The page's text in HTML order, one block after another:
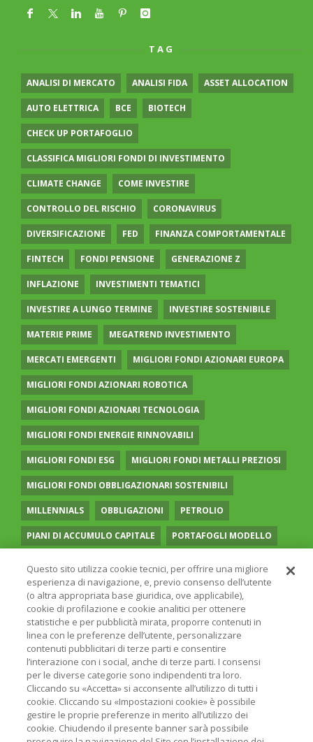
TAG
ANALISI DI MERCATO ANALISI FIDA ASSET ALLOCATION
AUTO ELETTRICA BCE BIOTECH
CHECK UP PORTAFOGLIO
CLASSIFICA MIGLIORI FONDI DI INVESTIMENTO
CLIMATE CHANGE COME INVESTIRE
CONTROLLO DEL RISCHIO CORONAVIRUS
DIVERSIFICAZIONE FED FINANZA COMPORTAMENTALE
FINTECH FONDI PENSIONE GENERAZIONE Z
INFLAZIONE INVESTIMENTI TEMATICI
INVESTIRE A LUNGO TERMINE INVESTIRE SOSTENIBILE
MATERIE PRIME MEGATREND INVESTIMENTO
MERCATI EMERGENTI MIGLIORI FONDI AZIONARI EUROPA
MIGLIORI FONDI AZIONARI ROBOTICA
MIGLIORI FONDI AZIONARI TECNOLOGIA
MIGLIORI FONDI ENERGIE RINNOVABILI
MIGLIORI FONDI ESG MIGLIORI FONDI METALLI PREZIOSI
MIGLIORI FONDI OBBLIGAZIONARI SOSTENIBILI
MILLENNIALS OBBLIGAZIONI PETROLIO
PIANI DI ACCUMULO CAPITALE PORTAFOGLI MODELLO
RISPARMIO GESTITO SOCIAL MEDIA STILE VALUE
TASSI UGUAGLIANZA DI GENERE VOLATILITÀ
© 2026 ONLINE SIM - ONLINE SIM È UNA SOCIETÀ DEL
GRUPPO BANCARIOERSEL - P.IVA 12927410154
PRIVACY POLICY
COOKIE INFORMAZIONI LEGALI
Questo sito utilizza cookie tecnici, per offrire una migliore
esperienza di navigazione, e, previo consenso dell’utente
(o altra appropriata base giuridica, ove applicabile),
cookie di profilazione e cookie analitici per ottenere
statistiche e per pubblicità mirata, proporre contenuti in
linea con le preferenze dell’utente, personalizzare
contenuti pubblicitari di terze parti e consentire
l’interazione con i social, anche di terze parti. I consensi
per le diverse categorie sono indipendenti tra loro.
Cliccando su «Accetta» si acconsente all’utilizzo di tutti i
cookie. Cliccando su «Impostazioni cookie» è possibile
gestire le proprie preferenze in merito all’utilizzo dei
cookie. Chiudendo il presente banner sarà possibile